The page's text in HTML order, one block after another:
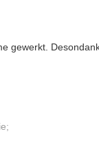
gewerkt.